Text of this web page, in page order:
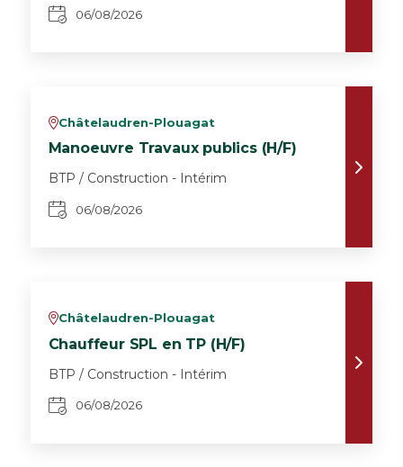
06/08/2026
vChâtelaudren-Plouagat
Manoeuvre Travaux publics (H/F)
BTP / Construction - Intérim
06/08/2026
vChâtelaudren-Plouagat
Chauffeur SPL en TP (H/F)
BTP / Construction - Intérim
06/08/2026